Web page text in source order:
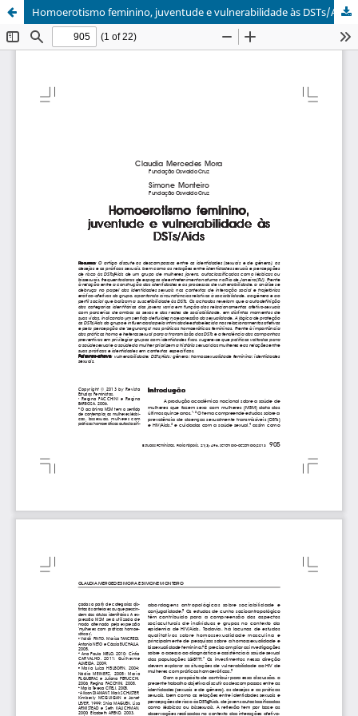
Homoerotismo feminino, juventude e vulnerabilidade às DSTs/Aids